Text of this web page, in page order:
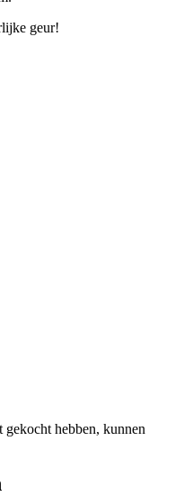
geur!
hebben, kunnen